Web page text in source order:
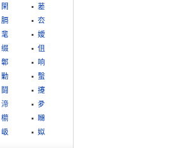
閑
蒫
膈
厺
靟
嬡
缀
伹
郼
响
勦
蟿
鬪
攓
渧
夛
櫤
矊
岋 姒